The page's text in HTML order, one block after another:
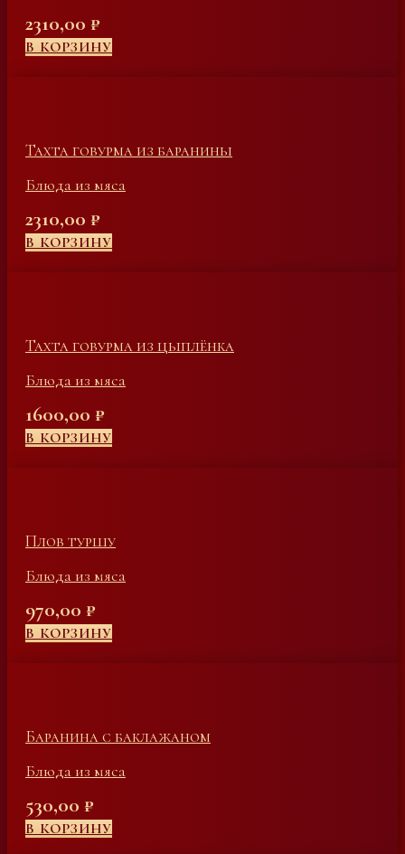
2310,00 ₽
В КОРЗИНУ
Тахта говурма из баранины
Блюда из мяса
2310,00 ₽
В КОРЗИНУ
Тахта говурма из цыплёнка
Блюда из мяса
1600,00 ₽
В КОРЗИНУ
Плов туршу
Блюда из мяса
970,00 ₽
В КОРЗИНУ
Баранина с баклажаном
Блюда из мяса
530,00 ₽
В КОРЗИНУ